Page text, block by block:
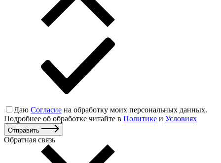
Даю Согласие на обработку моих персональных данных.
Подробнее об обработке читайте в Политике и Условиях
Отправить
Обратная связь